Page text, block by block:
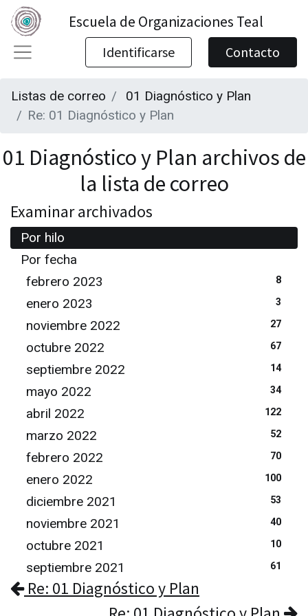
Escuela de Organizaciones Teal
Identificarse Contacto
Listas de correo
01 Diagnóstico y Plan
Re: 01 Diagnóstico y Plan
01 Diagnóstico y Plan archivos de
la lista de correo
Examinar archivados
Por hilo
Por fecha
febrero 2023
8
enero 2023 3
noviembre 2022 27
octubre 2022 67
septiembre 2022 14
mayo 2022 34
abril 2022 122
marzo 2022 52
febrero 2022 70
enero 2022 100
diciembre 2021 53
noviembre 2021 40
octubre 2021 10
septiembre 2021 61
Re: 01 Diagnóstico y Plan